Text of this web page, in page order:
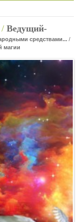
/ Ведущий-
средствами... /
магии